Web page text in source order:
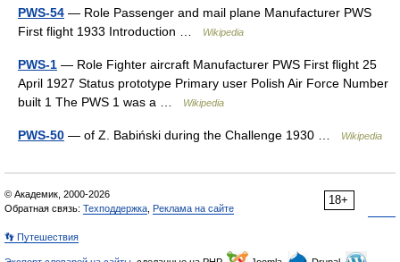
PWS-54 — Role Passenger and mail plane Manufacturer PWS
First flight 1933 Introduction …
Wikipedia
PWS-1 — Role Fighter aircraft Manufacturer PWS First flight 25
April 1927 Status prototype Primary user Polish Air Force Number
built 1 The PWS 1 was a …
Wikipedia
PWS-50 — of Z. Babiński during the Challenge 1930 … Wikipedia
18+
© Академик, 2000-2026
Обратная связь: Техподдержка Реклама на сайте
👣 Путешествия